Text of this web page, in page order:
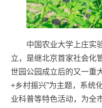
中国农业大学上庄实
立，是继北京首家社会
世园公园成立后的又一重
+乡村振兴”为主题，系统
业科普等特色活动，为全